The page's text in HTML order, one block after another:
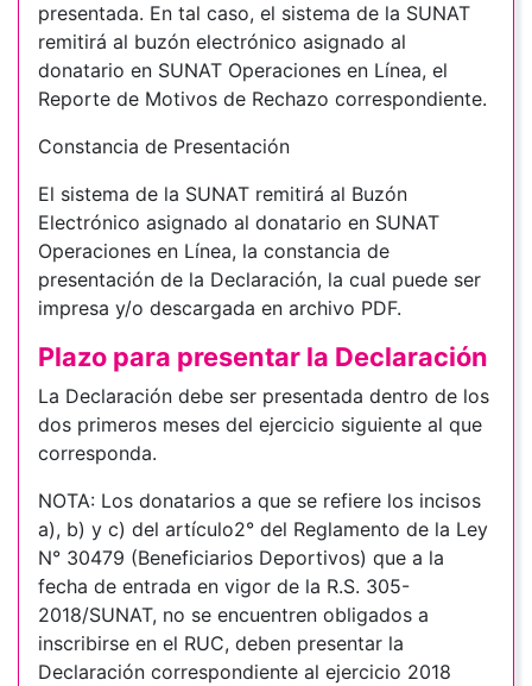
presentada. En tal caso, el sistema de la SUNAT
remitirá al buzón electrónico asignado al
donatario en SUNAT Operaciones en Línea, el
Reporte de Motivos de Rechazo correspondiente.
Constancia de Presentación
El sistema de la SUNAT remitirá al Buzón
Electrónico asignado al donatario en SUNAT
Operaciones en Línea, la constancia de
presentación de la Declaración, la cual puede ser
impresa y/o descargada en archivo PDF.
Plazo para presentar la Declaración
La Declaración debe ser presentada dentro de los
dos primeros meses del ejercicio siguiente al que
corresponda.
NOTA: Los donatarios a que se refiere los incisos
a), b) y c) del artículo2° del Reglamento de la Ley
N° 30479 (Beneficiarios Deportivos) que a la
fecha de entrada en vigor de la R.S. 305-
2018/SUNAT, no se encuentren obligados a
inscribirse en el RUC, deben presentar la
Declaración correspondiente al ejercicio 2018